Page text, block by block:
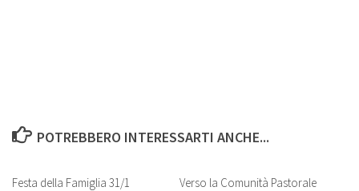
POTREBBERO INTERESSARTI ANCHE...
Festa della Famiglia 31/1
Verso la Comunità Pastorale